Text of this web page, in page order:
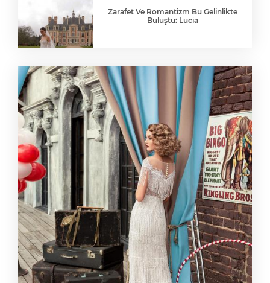
Zarafet Ve Romantizm Bu Gelinlikte
Buluştu: Lucia